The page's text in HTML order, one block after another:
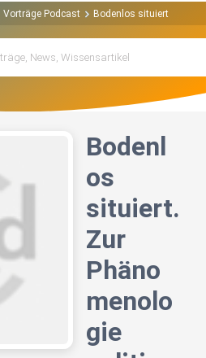
Vorträge Podcast Bodenlos situiert. Zur
Bodenl
os
situiert.
Zur
Phäno
menolo
gie